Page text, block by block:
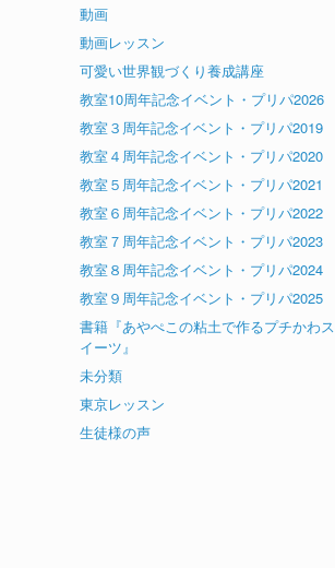
動画
動画レッスン
可愛い世界観づくり養成講座
教室10周年記念イベント・プリパ2026
教室３周年記念イベント・プリパ2019
教室４周年記念イベント・プリパ2020
教室５周年記念イベント・プリパ2021
教室６周年記念イベント・プリパ2022
教室７周年記念イベント・プリパ2023
教室８周年記念イベント・プリパ2024
教室９周年記念イベント・プリパ2025
書籍『あやぺこの粘土で作るプチかわス
イーツ』
未分類
東京レッスン
生徒様の声